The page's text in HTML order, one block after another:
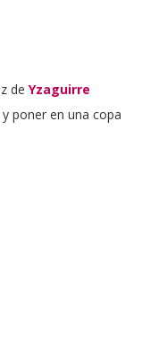
de Yzaguirre
poner en una copa